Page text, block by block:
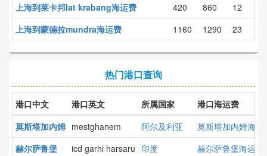
上海到莱卡邦lat krabang海运费
420 860
12
上海到蒙德拉mundra海运费
1160 1290 23
热门港口查询
港口中文 港口英文 所属国家
港口海运费
莫斯塔加内姆 mestghanem 阿尔及利亚
莫斯塔加内姆海运
赫尔萨鲁堡
icd garhi harsaru 印度
赫尔萨鲁堡海运费